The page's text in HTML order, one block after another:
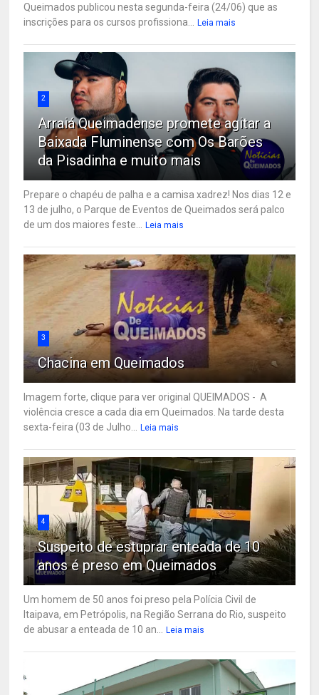
Queimados publicou nesta segunda-feira (24/06) que as
inscrições para os cursos profissiona...
Leia mais
2
Arraiá Queimadense promete agitar a
Baixada Fluminense com Os Barões
da Pisadinha e muito mais
Prepare o chapéu de palha e a camisa xadrez! Nos dias 12 e
13 de julho, o Parque de Eventos de Queimados será palco
de um dos maiores feste...
Leia mais
3
Chacina em Queimados
Imagem forte, clique para ver original QUEIMADOS - A
violência cresce a cada dia em Queimados. Na tarde desta
sexta-feira (03 de Julho...
Leia mais
4
Suspeito de estuprar enteada de 10
anos é preso em Queimados
Um homem de 50 anos foi preso pela Polícia Civil de
Itaipava, em Petrópolis, na Região Serrana do Rio, suspeito
de abusar a enteada de 10 an...
Leia mais